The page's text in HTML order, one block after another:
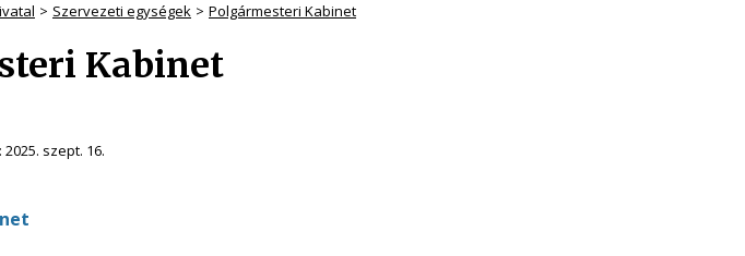
Szervezeti egységek Polgármesteri Kabinet
Kabinet
2025. szept. 16.